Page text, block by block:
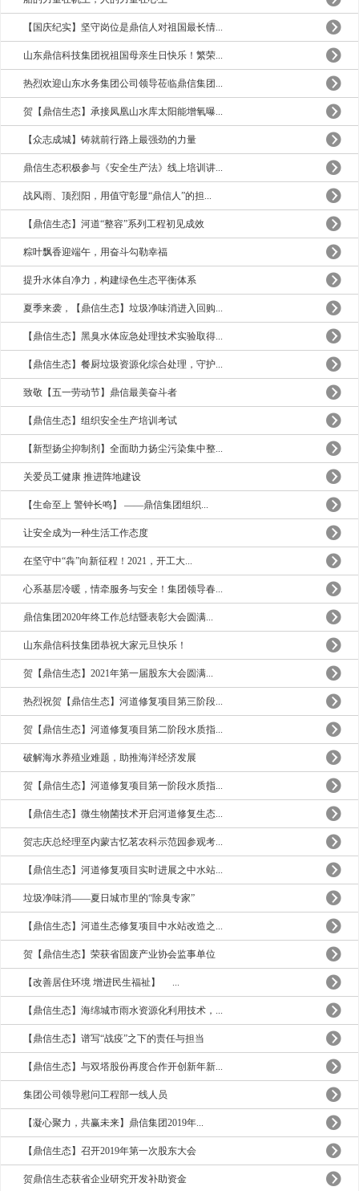
【国庆纪实】坚守岗位是鼎信人对祖国最长情...
山东鼎信科技集团祝祖国母亲生日快乐！繁荣...
热烈欢迎山东水务集团公司领导莅临鼎信集团...
贺【鼎信生态】承接凤凰山水库太阳能增氧曝...
【众志成城】铸就前行路上最强劲的力量
鼎信生态积极参与《安全生产法》线上培训讲...
战风雨、顶烈阳，用值守彰显“鼎信人”的担...
【鼎信生态】河道“整容”系列工程初见成效
粽叶飘香迎端午，用奋斗勾勒幸福
提升水体自净力，构建绿色生态平衡体系
夏季来袭，【鼎信生态】垃圾净味消进入回购...
【鼎信生态】黑臭水体应急处理技术实验取得...
【鼎信生态】餐厨垃圾资源化综合处理，守护...
致敬【五一劳动节】鼎信最美奋斗者
【鼎信生态】组织安全生产培训考试
【新型扬尘抑制剂】全面助力扬尘污染集中整...
关爱员工健康 推进阵地建设
【生命至上 警钟长鸣】 ——鼎信集团组织...
让安全成为一种生活工作态度
在坚守中“犇”向新征程！2021，开工大...
心系基层冷暖，情牵服务与安全！集团领导春...
鼎信集团2020年终工作总结暨表彰大会圆满...
山东鼎信科技集团恭祝大家元旦快乐！
贺【鼎信生态】2021年第一届股东大会圆满...
热烈祝贺【鼎信生态】河道修复项目第三阶段...
贺【鼎信生态】河道修复项目第二阶段水质指...
破解海水养殖业难题，助推海洋经济发展
贺【鼎信生态】河道修复项目第一阶段水质指...
【鼎信生态】微生物菌技术开启河道修复生态...
贺志庆总经理至内蒙古忆茗农科示范园参观考...
【鼎信生态】河道修复项目实时进展之中水站...
垃圾净味消——夏日城市里的“除臭专家”
【鼎信生态】河道生态修复项目中水站改造之...
贺【鼎信生态】荣获省固废产业协会监事单位
【改善居住环境 增进民生福祉】 ...
【鼎信生态】海绵城市雨水资源化利用技术，...
【鼎信生态】谱写“战疫”之下的责任与担当
【鼎信生态】与双塔股份再度合作开创新年新...
集团公司领导慰问工程部一线人员
【凝心聚力，共赢未来】鼎信集团2019年...
【鼎信生态】召开2019年第一次股东大会
贺鼎信生态获省企业研究开发补助资金